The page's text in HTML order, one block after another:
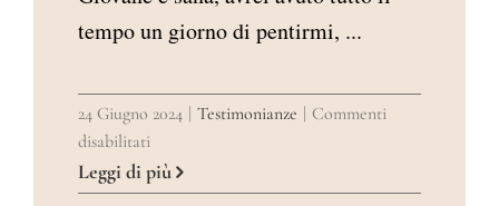
tempo un giorno di pentirmi, ...
24 Giugno 2024 Testimonianze
Commenti
disabilitatisu
TESTIMONIANZA
DI
Leggi di più